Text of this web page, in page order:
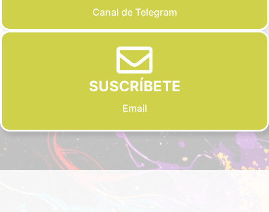
Canal de Telegram
SUSCRÍBETE
Email